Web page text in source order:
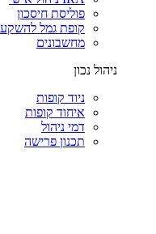
פוליסת חיסכון
קופת גמל
מחשבונים
ניהול נכון
ניוד קופות
איחוד קופות
דמי ניהול
תכנון פרישה